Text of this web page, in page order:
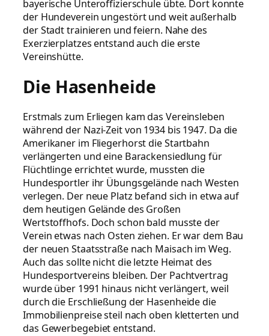
bayerische Unteroffizierschule übte. Dort konnte
der Hundeverein ungestört und weit außerhalb
der Stadt trainieren und feiern. Nahe des
Exerzierplatzes entstand auch die erste
Vereinshütte.
Die Hasenheide
Erstmals zum Erliegen kam das Vereinsleben
während der Nazi-Zeit von 1934 bis 1947. Da die
Amerikaner im Fliegerhorst die Startbahn
verlängerten und eine Barackensiedlung für
Flüchtlinge errichtet wurde, mussten die
Hundesportler ihr Übungsgelände nach Westen
verlegen. Der neue Platz befand sich in etwa auf
dem heutigen Gelände des Großen
Wertstoffhofs. Doch schon bald musste der
Verein etwas nach Osten ziehen. Er war dem Bau
der neuen Staatsstraße nach Maisach im Weg.
Auch das sollte nicht die letzte Heimat des
Hundesportvereins bleiben. Der Pachtvertrag
wurde über 1991 hinaus nicht verlängert, weil
durch die Erschließung der Hasenheide die
Immobilienpreise steil nach oben kletterten und
das Gewerbegebiet entstand.